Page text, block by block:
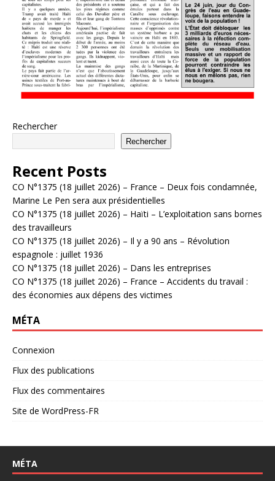
Rechercher
Rechercher
Recent Posts
CO N°1375 (18 juillet 2026) – France – Deux fois condamnée,
Marine Le Pen sera aux présidentielles
CO N°1375 (18 juillet 2026) – Haïti – L’exploitation sans bornes
des travailleurs
CO N°1375 (18 juillet 2026) – Il y a 90 ans – Révolution
espagnole : juillet 1936
CO N°1375 (18 juillet 2026) – Dans les entreprises
CO N°1375 (18 juillet 2026) – France – Accidents du travail :
des économies aux dépens des victimes
MÉTA
Connexion
Flux des publications
Flux des commentaires
Site de WordPress-FR
MÉTA